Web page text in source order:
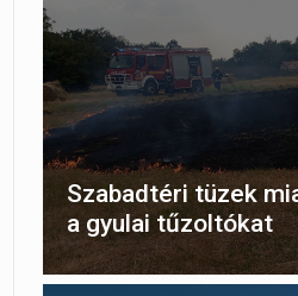
Szabadtéri tüzek
a gyulai tűzoltókat